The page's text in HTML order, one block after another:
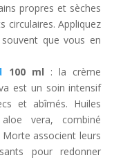
propres et sèches
circulaires. Appliquez
que vous en
100 ml : la crème
est un soin intensif
et abîmés. Huiles
vera, combiné
associent leurs
pour redonner